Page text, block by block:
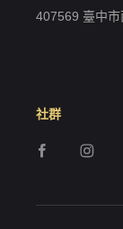
407569 臺中
社群